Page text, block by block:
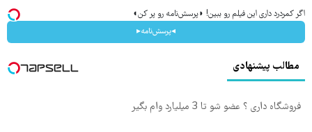
اگر کمردرد داری این فیلم رو ببین! ◗پرسش‌نامه رو پر کن◖
◂پرسش‌نامه▸
مطالب پیشنهادی
فروشگاه داری ؟ عضو شو تا 3 میلیارد وام بگیر